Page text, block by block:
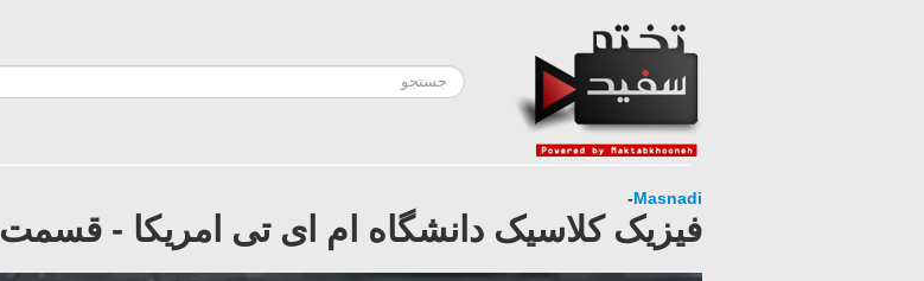
Masnadi
-
فیزیک کلاسیک دانشگاه ام ای تی امریکا - قسمت 24